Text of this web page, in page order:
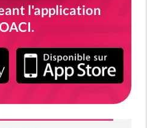
l'application